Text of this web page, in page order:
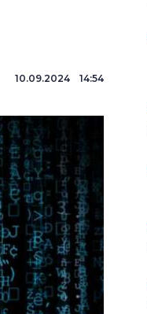
10.09.2024 14:54